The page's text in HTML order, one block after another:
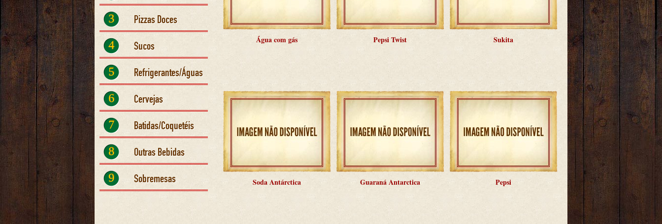
3 Pizzas Doces
4 Sucos
5 Refrigerantes/Águas
6 Cervejas
7 Batidas/Coquetéis
8 Outras Bebidas
9 Sobremesas
Água com gás Pepsi Twist Sukita
Soda Antárctica Guaraná Antarctica Pepsi